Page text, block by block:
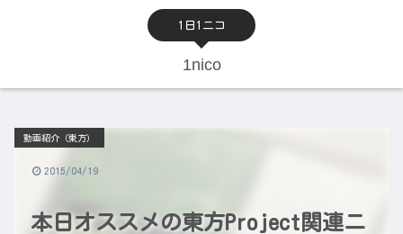
1日1ニコ
1nico
本日オススメの東方Project関連ニ
動画紹介（東方）
2015/04/19